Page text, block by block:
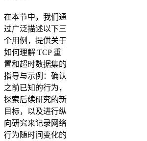
在本节中，我们通
过广泛描述以下三
个用例，提供关于
如何理解 TCP 重
置和超时数据集的
指导与示例：确认
之前已知的行为，
探索后续研究的新
目标，以及进行纵
向研究来记录网络
行为随时间变化的